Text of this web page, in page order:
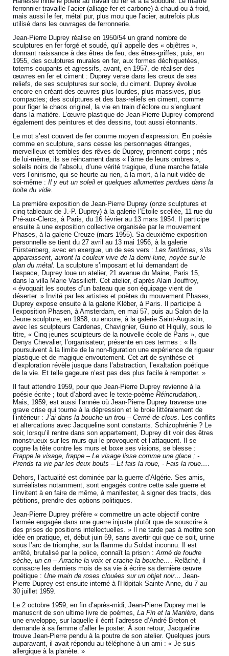
ferronnier travaille l’acier (alliage fer et carbone) à chaud ou à froid,
mais aussi le fer, métal pur, plus mou que l’acier, autrefois plus
utilisé dans les ouvrages de ferronnerie.
Jean-Pierre Duprey réalise en 1950/54 un grand nombre de
sculptures en fer forgé et soudé, qu’il appelle des « objêtres »,
donnant naissance à des êtres de feu, des êtres-griffes; puis, en
1955, des sculptures murales en fer, aux formes déchiquetées,
totems coupants et agressifs, avant, en 1957, de réaliser des
œuvres en fer et ciment : Duprey verse dans les creux de ses
reliefs, de ses sculptures sur socle, du ciment. Duprey évolue
encore en créant des œuvres plus lourdes, plus massives, plus
compactes; des sculptures et des bas-reliefs en ciment, comme
pour figer le chaos originel, la vie en train d’éclore ou s’engluant
dans la matière. L’œuvre plastique de Jean-Pierre Duprey comprend
également des peintures et des dessins, tout aussi étonnants.
Le mot s’est couvert de fer comme moyen d’expression. En poésie
comme en sculpture, sans cesse les personnages étranges,
merveilleux et terribles des rêves de Duprey, prennent corps ; nés
de lui-même, ils se réincarnent dans « l’âme de leurs ombres »,
soleils noirs de l’absolu, d’une vérité tragique, d’une marche fatale
vers l’onirisme, qui se heurte au rien, à la mort, à la nuit vidée de
soi-même :Il y eut un soleil et quelques allumettes perdues dans la
boite du vide.
La première exposition de Jean-Pierre Duprey (onze sculptures et
cinq tableaux de J.-P. Duprey) à la galerie l’Étoile scellée, 11 rue du
Pré-aux-Clercs, à Paris, du 16 février au 13 mars 1954. Il participe
ensuite à une exposition collective organisée par le mouvement
Phases, à la galerie Creuze (mars 1955). Sa deuxième exposition
personnelle se tient du 27 avril au 13 mai 1956, à la galerie
Fürstenberg, avec en exergue, un de ses vers :Les fantômes, s’ils
apparaissent, auront la couleur vive de la demi-lune, noyée sur le
plan du métal. La sculpture s’imposant et lui demandant de
l’espace, Duprey loue un atelier, 21 avenue du Maine, Paris 15,
dans la villa Marie Vassilieff. Cet atelier, d’après Alain Jouffroy,
« évoquait les soutes d’un bateau que son équipage vient de
déserter. » Invité par les artistes et poètes du mouvement Phases,
Duprey expose ensuite à la galerie Kléber, à Paris. Il participe à
l’exposition Phasen, à Amsterdam, en mai 57, puis au Salon de la
Jeune sculpture, en 1958, ou encore, à la galerie Saint-Augustin,
avec les sculpteurs Cardenas, Chavignier, Guino et Hiquily, sous le
titre, « Cinq jeunes sculpteurs de la nouvelle école de Paris », que
Denys Chevalier, l’organisateur, présente en ces termes : « Ils
poursuivent à la limite de la non-figuration une expérience de rigueur
plastique et de magique envoutement. Cet art de synthèse et
d’exploration révèle jusque dans l’abstraction, l’exaltation poétique
de la vie. Et telle gageure n’est pas des plus facile à remporter. »
Il faut attendre 1959, pour que Jean-Pierre Duprey revienne à la
poésie écrite ; tout d’abord avec le texte-poèmeRéincrudation, .
Mais, 1959, est aussi l’année où Jean-Pierre Duprey traverse une
grave crise qui tourne à la dépression et le broie littéralement de
l’intérieur :J’ai dans la bouche un trou – Cerné de clous. Les conflits
et altercations avec Jacqueline sont constants. Schizophrénie ? Le
soir, lorsqu’il rentre dans son appartement, Duprey dit voir des êtres
monstrueux sur les murs qui le provoquent et l’attaquent. Il se
cogne la tête contre les murs et boxe ses visions, se blesse :
Frappe le visage, frappe – Le visage lisse comme une glace ; -
Prends ta vie par les deux bouts – Et fais la roue, - Fais la roue… .
Dehors, l’actualité est dominée par la guerre d’Algérie. Ses amis,
surréalistes notamment, sont engagés contre cette sale guerre et
l’invitent à en faire de même, à manifester, à signer des tracts, des
pétitions, prendre des options politiques.
Jean-Pierre Duprey préfère « commettre un acte objectif contre
l’armée engagée dans une guerre injuste plutôt que de souscrire à
des prises de positions intellectuelles. » Il ne tarde pas à mettre son
idée en pratique, et, début juin 59, sans avertir qui que ce soit, urine
sous l’arc de triomphe, sur la flamme du Soldat inconnu. Il est
arrêté, brutalisé par la police, connaît la prison :Armé de foudre
sèche, un cri – Arrache la voix et crache la bouche… . Relâché, il
consacre les derniers mois de sa vie à écrire sa dernière œuvre
poétique : Une main de roses clouées sur un objet noir… Jean-
Pierre Duprey est ensuite interné à l'Hôpitak Sainte-Anne, du 7 au
30 juillet 1959.
Le 2 octobre 1959, en fin d’après-midi, Jean-Pierre Duprey met le
manuscrit de son ultime livre de poèmes,La Fin et la Manière, dans
une enveloppe, sur laquelle il écrit l’adresse d’André Breton et
demande à sa femme d’aller le poster. À son retour, Jacqueline
trouve Jean-Pierre pendu à la poutre de son atelier. Quelques jours
auparavant, il avait répondu au téléphone à un ami : « Je suis
allergique à la planète. »